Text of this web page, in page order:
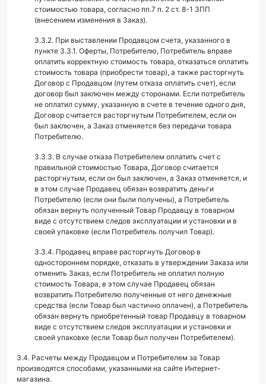
стоимостью товара, согласно пп.7 п. 2 ст. 8-1 ЗПП
(внесением изменения в Заказ).
3.3.2. При выставлении Продавцом счета, указанного в
пункте 3.3.1. Оферты, Потребителю, Потребитель вправе
оплатить корректную стоимость товара, отказаться оплатить
стоимость товара (приобрести товар), а также расторгнуть
Договор с Продавцом (путем отказа оплатить счет), если
договор был заключен между сторонами. Если потребитель
не оплатил сумму, указанную в счете в течение одного дня,
Договор считается расторгнутым Потребителем, если он
был заключен, а Заказ отменяется без передачи товара
Потребителю.
3.3.3. В случае отказа Потребителем оплатить счет с
правильной стоимостью Товара, Договор считается
расторгнутым, если он был заключен, а Заказ отменяется, и
в этом случае Продавец обязан возвратить деньги
Потребителю (если они были получены), а Потребитель
обязан вернуть полученный Товар Продавцу в товарном
виде с отсутствием следов эксплуатации и установки и в
своей упаковке (если Потребитель получил Товар).
3.3.4. Продавец вправе расторгнуть Договор в
одностороннем порядке, отказать в утверждении Заказа или
отменить Заказ, если Потребитель не оплатил полную
стоимость Товара, в этом случае Продавец обязан
возвратить Потребителю полученные от него денежные
средства (если Товар был частично оплачен), а Потребитель
обязан вернуть приобретенный товар Продавцу в товарном
виде с отсутствием следов эксплуатации и установки и
своей упаковке (если Товар был получен Потребителем).
3.4. Расчеты между Продавцом и Потребителем за Товар
производятся способами, указанными на сайте Интернет-
магазина.